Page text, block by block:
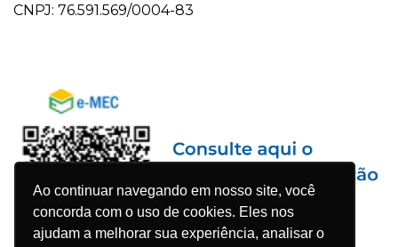
Ao continuar navegando em nosso site, você
concorda com o uso de cookies. Eles nos
ajudam a melhorar sua experiência, analisar o
CNPJ: 76.591.569/0004-83